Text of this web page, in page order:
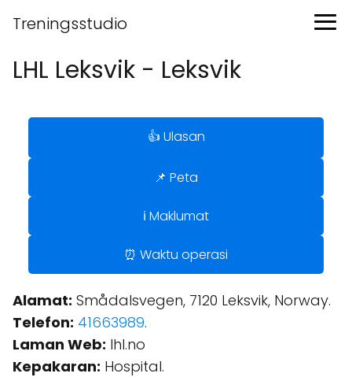
Treningsstudio
LHL Leksvik - Leksvik
👍 Ulasan
📌 Peta
ℹ️ Maklumat
⏰ Waktu operasi
Alamat: Smådalsvegen, 7120 Leksvik, Norway.
Telefon: 41663989.
Laman Web: lhl.no
Kepakaran: Hospital.